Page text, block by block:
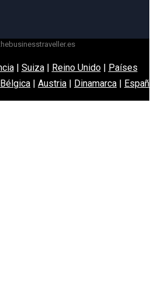
| Suiza| Reino Unido| Países
Bélgica | Austria | Dinamarca | España